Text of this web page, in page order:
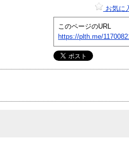
お気に
このページのURL
https://plth.me/